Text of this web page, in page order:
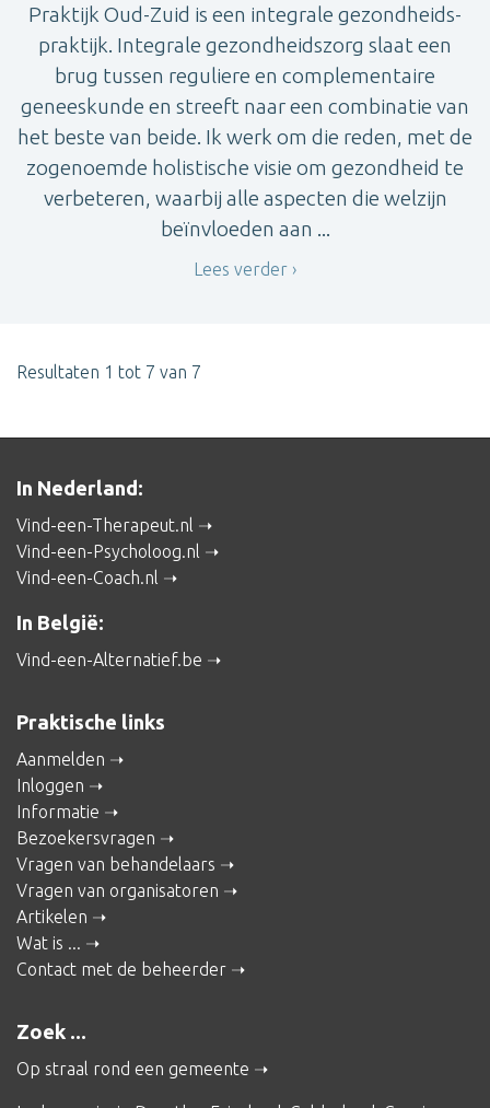
Praktijk Oud-Zuid is een integrale gezondheids­
praktijk. Integrale gezondheidszorg slaat een
brug tussen reguliere en complementaire
geneeskunde en streeft naar een combinatie van
het beste van beide. Ik werk om die reden, met de
zogenoemde holistische visie om gezondheid te
verbeteren, waarbij alle aspecten die welzijn
beïnvloeden aan ...
Lees verder
Resultaten 1 tot 7 van 7
In Nederland:
Vind-een-Therapeut.nl
Vind-een-Psycholoog.nl
Vind-een-Coach.nl
In België:
Vind-een-Alternatief.be
Praktische links
Aanmelden
Inloggen
Informatie
Bezoekersvragen
Vragen van behandelaars
Vragen van organisatoren
Artikelen
Wat is ...
Contact met de beheerder
Zoek ...
Op straal rond een gemeente